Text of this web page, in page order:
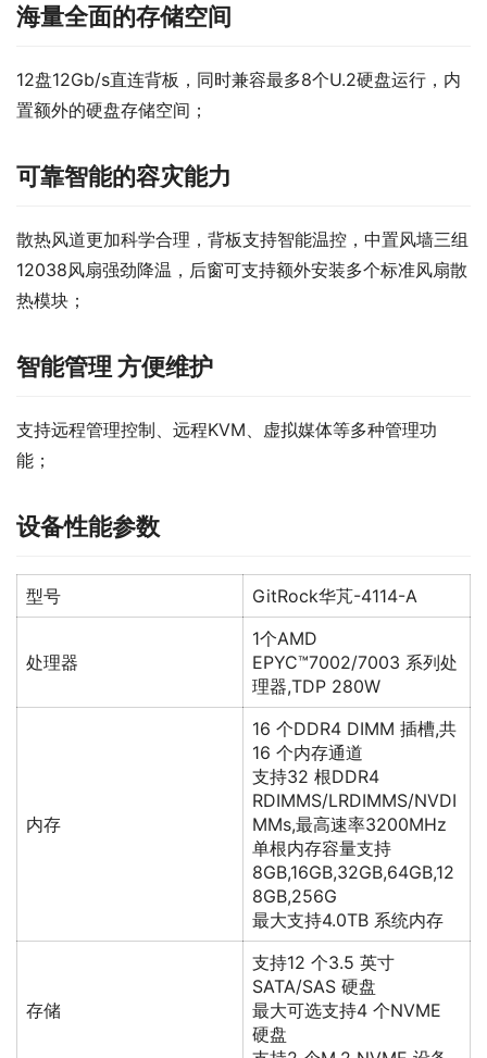
海量全面的存储空间
12盘12Gb/s直连背板，同时兼容最多8个U.2硬盘运行，内
置额外的硬盘存储空间；
可靠智能的容灾能力
散热风道更加科学合理，背板支持智能温控，中置风墙三组
12038风扇强劲降温，后窗可支持额外安装多个标准风扇散
热模块；
智能管理 方便维护
支持远程管理控制、远程KVM、虚拟媒体等多种管理功
能；
设备性能参数
型号 GitRock华芃-4114-A
处理器
1个AMD
EPYC™7002/7003 系列处
理器,TDP 280W
内存
16 个DDR4 DIMM 插槽,共
16 个内存通道
支持32 根DDR4
RDIMMS/LRDIMMS/NVDI
MMs,最高速率3200MHz
单根内存容量支持
8GB,16GB,32GB,64GB,12
8GB,256G
最大支持4.0TB 系统内存
存储
支持12 个3.5 英寸
SATA/SAS 硬盘
最大可选支持4 个NVME
硬盘